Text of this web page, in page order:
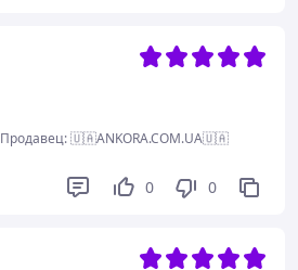
Продавец: 🇺🇦ANKORA.COM.UA🇺🇦
0 0